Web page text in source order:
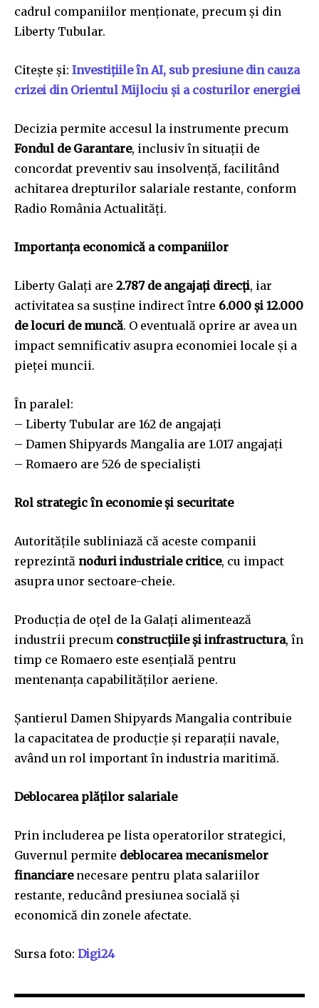
cadrul companiilor menționate, precum și din
Liberty Tubular.
Citește și: Investițiile în AI, sub presiune din cauza
crizei din Orientul Mijlociu și a costurilor energiei
Decizia permite accesul la instrumente precum
Fondul de Garantare, inclusiv în situații de
concordat preventiv sau insolvență, facilitând
achitarea drepturilor salariale restante, conform
Radio România Actualități.
Importanța economică a companiilor
Liberty Galați are 2.787 de angajați direcți, iar
activitatea sa susține indirect între 6.000 și 12.000
de locuri de muncă. O eventuală oprire ar avea un
impact semnificativ asupra economiei locale și a
pieței muncii.
În paralel:
– Liberty Tubular are 162 de angajați
– Damen Shipyards Mangalia are 1.017 angajați
– Romaero are 526 de specialiști
Rol strategic în economie și securitate
Autoritățile subliniază că aceste companii
reprezintă noduri industriale critice, cu impact
asupra unor sectoare-cheie.
Producția de oțel de la Galați alimentează
industrii precum construcțiile și infrastructura, în
timp ce Romaero este esențială pentru
mentenanța capabilităților aeriene.
Șantierul Damen Shipyards Mangalia contribuie
la capacitatea de producție și reparații navale,
având un rol important în industria maritimă.
Deblocarea plăților salariale
Prin includerea pe lista operatorilor strategici,
Guvernul permite deblocarea mecanismelor
financiarenecesare pentru plata salariilor
restante, reducând presiunea socială și
economică din zonele afectate.
Sursa foto: Digi24